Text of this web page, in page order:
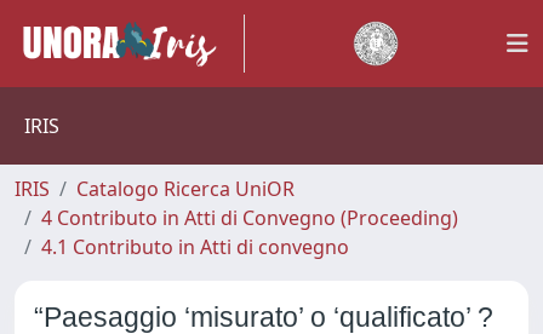
IRIS
IRIS
Catalogo Ricerca UniOR
4 Contributo in Atti di Convegno (Proceeding)
4.1 Contributo in Atti di convegno
“Paesaggio ‘misurato’ o ‘qualificato’ ?